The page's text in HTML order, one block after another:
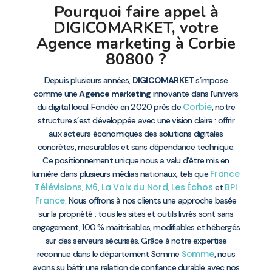
Pourquoi faire appel à
DIGICOMARKET, votre
Agence marketing à Corbie
80800 ?
Depuis plusieurs années, DIGICOMARKETs’impose
comme uneAgence marketing innovante dans l’univers
du digital local. Fondée en 2020 près de Corbie, notre
structure s’est développée avec une vision claire : offrir
aux acteurs économiques des solutions digitales
concrètes, mesurables et sans dépendance technique.
Ce positionnement unique nous a valu d’être mis en
lumière dans plusieurs médias nationaux, tels que France
Télévisions, M6, La Voix du Nord,Les Échos et BPI
France. Nous offrons à nos clients une approche basée
sur la propriété : tous les sites et outils livrés sont sans
engagement, 100 % maîtrisables, modifiables et hébergés
sur des serveurs sécurisés. Grâce à notre expertise
reconnue dans le département Somme Somme, nous
avons su bâtir une relation de confiance durable avec nos